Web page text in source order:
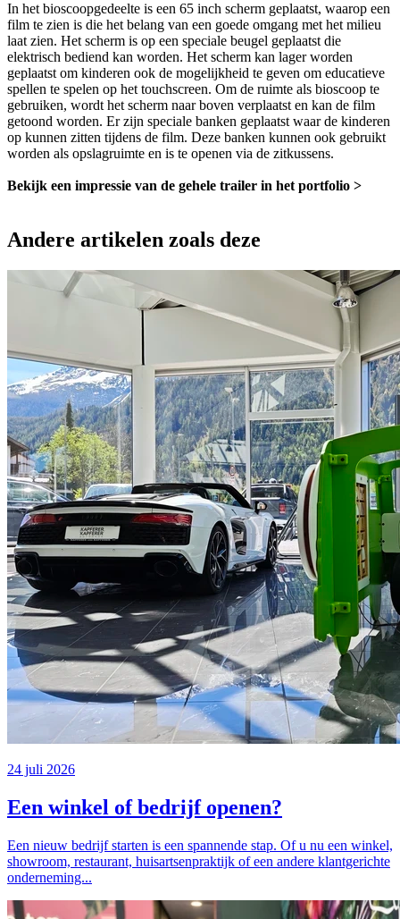
In het bioscoopgedeelte is een 65 inch scherm geplaatst, waarop een
film te zien is die het belang van een goede omgang met het milieu
laat zien. Het scherm is op een speciale beugel geplaatst die
elektrisch bediend kan worden. Het scherm kan lager worden
geplaatst om kinderen ook de mogelijkheid te geven om educatieve
spellen te spelen op het touchscreen. Om de ruimte als bioscoop te
gebruiken, wordt het scherm naar boven verplaatst en kan de film
getoond worden. Er zijn speciale banken geplaatst waar de kinderen
op kunnen zitten tijdens de film. Deze banken kunnen ook gebruikt
worden als opslagruimte en is te openen via de zitkussens.
Bekijk een impressie van de gehele trailer in het portfolio >
Andere artikelen zoals deze
24 juli 2026
Een winkel of bedrijf openen?
Een nieuw bedrijf starten is een spannende stap. Of u nu een winkel,
showroom, restaurant, huisartsenpraktijk of een andere klantgerichte
onderneming...